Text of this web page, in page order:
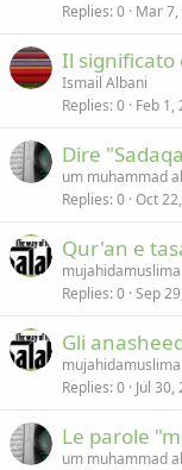
Replies 0 Mar 7,
Il significato
Ismail Albani
Replies 0 Feb 1,
Dire
um muhammad
Replies 0 Oct
Qur'an e
mujahidamuslima
Replies 0 Sep
Gli
mujahidamuslima
Replies 0 Jul 30,
Le parole
um muhammad